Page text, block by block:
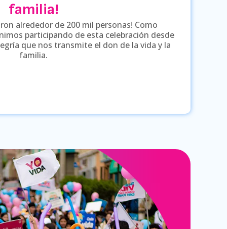
familia!
alrededor de 200 mil personas! Como
participando de esta celebración desde
que nos transmite el don de la vida y la
familia.